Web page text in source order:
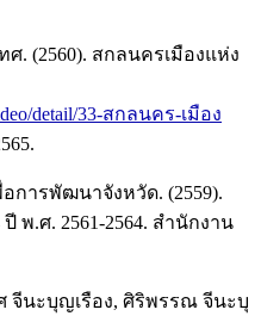
ศ. (2560). สกลนครเมืองแห่ง
detail/33-สกลนคร-เมือง
การพัฒนาจังหวัด. (2559).
พ.ศ. 2561-2564. สำนักงาน
จีนะบุญเรือง, ศิริพรรณ จีนะบุ